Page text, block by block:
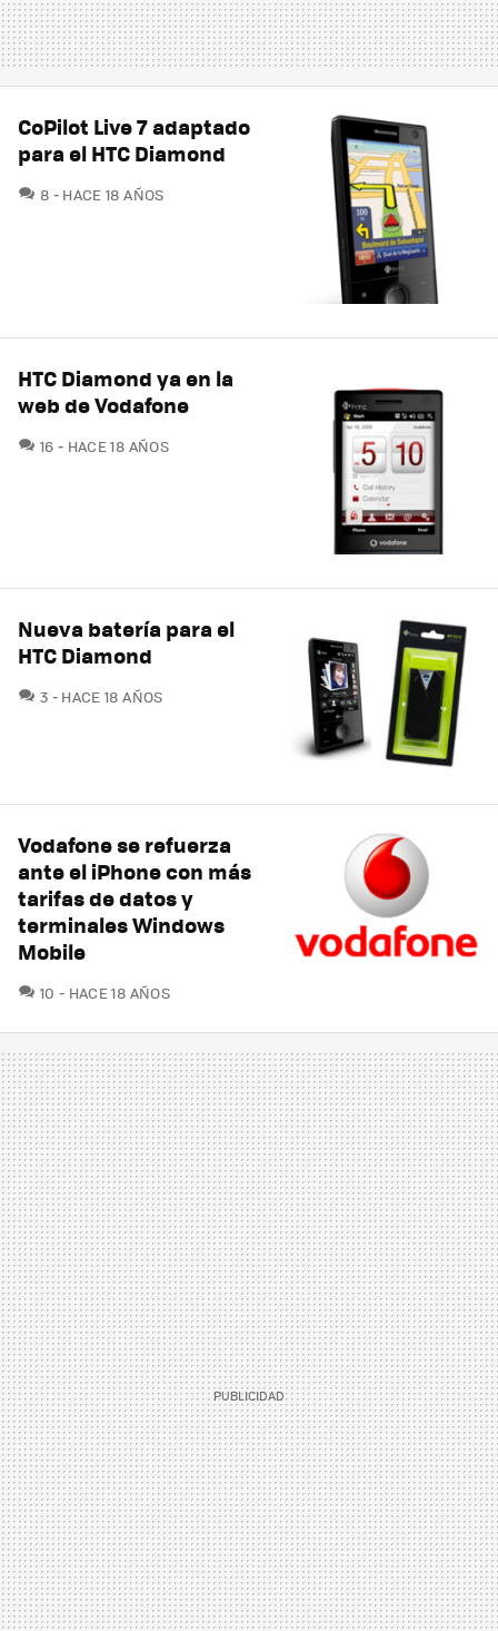
CoPilot Live 7 adaptado
para el HTC Diamond
8 COMENTARIOS
HACE 18 AÑOS
HTC Diamond ya en la
web de Vodafone
16 COMENTARIOS
HACE 18 AÑOS
Nueva batería para el
HTC Diamond
3 COMENTARIOS
HACE 18 AÑOS
Vodafone se refuerza
ante el iPhone con más
tarifas de datos y
terminales Windows
Mobile
10 COMENTARIOS
HACE 18 AÑOS